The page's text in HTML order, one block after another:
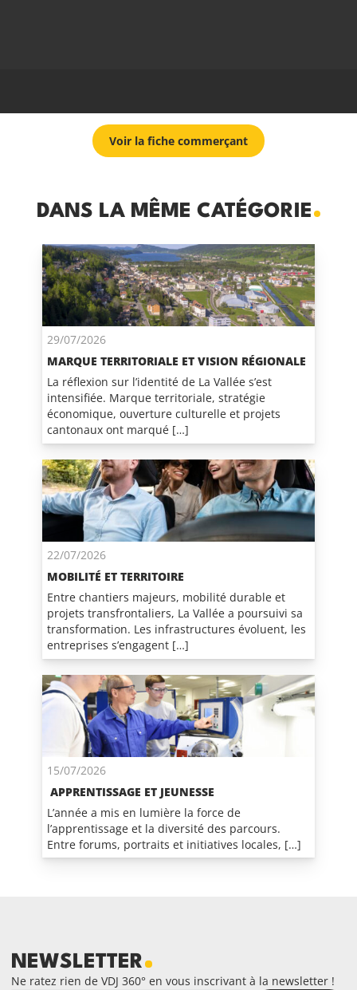
Voir la fiche commerçant
DANS LA MÊME CATÉGORIE
29/07/2026
MARQUE TERRITORIALE ET VISION RÉGIONALE
La réflexion sur l’identité de La Vallée s’est
intensifiée. Marque territoriale, stratégie
économique, ouverture culturelle et projets
cantonaux ont marqué […]
22/07/2026
MOBILITÉ ET TERRITOIRE
Entre chantiers majeurs, mobilité durable et
projets transfrontaliers, La Vallée a poursuivi sa
transformation. Les infrastructures évoluent, les
entreprises s’engagent […]
15/07/2026
APPRENTISSAGE ET JEUNESSE
L’année a mis en lumière la force de
l’apprentissage et la diversité des parcours.
Entre forums, portraits et initiatives locales, […]
NEWSLETTER
Ne ratez rien de VDJ 360° en vous inscrivant à la newsletter !